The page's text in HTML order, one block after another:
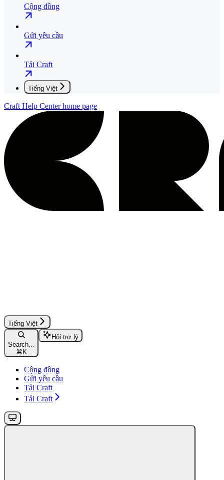
Cộng đồng
Gửi yêu cầu
Tải Craft
Tiếng Việt
Craft Help Centerhome page
Tiếng Việt
Search...
⌘ K
Hỏi trợ lý
Cộng đồng
Gửi yêu cầu
Tải Craft
Tải Craft